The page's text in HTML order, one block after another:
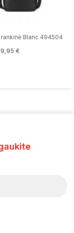
rankinė Blanc 494504
€